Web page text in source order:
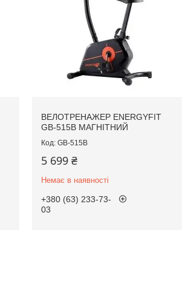
ВЕЛОТРЕНАЖЕР ENERGYFIT
GB-515B МАГНІТНИЙ
GB-515B
5 699 ₴
Немає в наявності
+380 (63) 233-73-
03